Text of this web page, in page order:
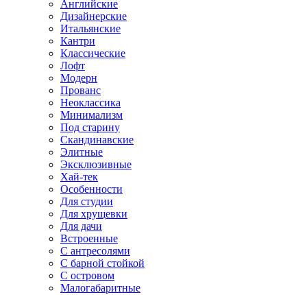
Английские
Дизайнерские
Итальянские
Кантри
Классические
Лофт
Модерн
Прованс
Неоклассика
Минимализм
Под старину
Скандинавские
Элитные
Эксклюзивные
Хай-тек
Особенности
Для студии
Для хрущевки
Для дачи
Встроенные
С антресолями
С барной стойкой
С островом
Малогабаритные